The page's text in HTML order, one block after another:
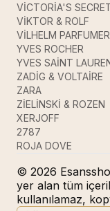
VİCTORİA'S
VİKTOR & ROLF
VİLHELM
YVES ROCHER
YVES SAİNT
ZADİG & VOLTAİRE
ZARA
ZİELİNSKİ & ROZEN
XERJOFF
2787
ROJA DOVE
© 2026
yer alan tüm
kullanılamaz,